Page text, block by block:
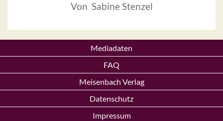
Von Sabine Stenzel
Mediadaten
FAQ
Meisenbach Verlag
Datenschutz
Impressum